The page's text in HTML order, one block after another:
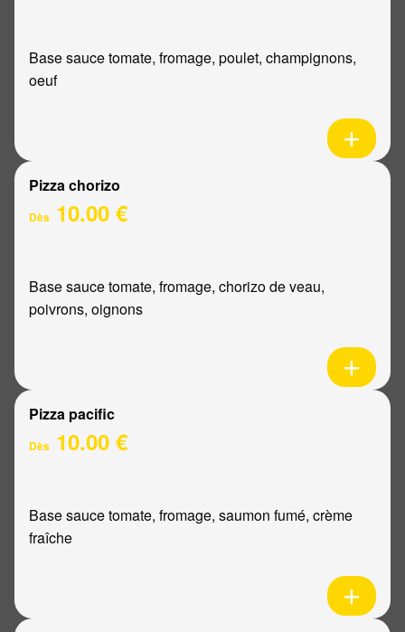
Base sauce tomate, fromage, poulet, champignons,
oeuf
Pizza chorizo
Dès 10.00 €
Base sauce tomate, fromage, chorizo de veau,
poivrons, oignons
Pizza pacific
Dès 10.00 €
Base sauce tomate, fromage, saumon fumé, crème
fraîche